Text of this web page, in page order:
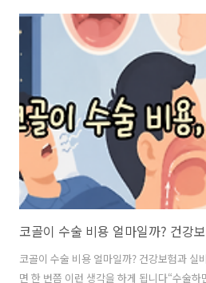
것처럼 보이는 사람도 있습니다그렇다면 집
있을까요?의외로 중요한 것은 코골이 소리
골이와 수면무호흡증, 결정적인 차이는 ‘소
는 동안 공기가 지나가는 길이 좁아지면서
하는 현상입니다반면 수면무호흡증은 잠자
멈추거나 크게 줄어드는 상태입..
코골이 수술 비용 얼마일까? 건강
코골이 수술 비용 얼마일까? 건강보험과 실
면 한 번쯤 이런 생각을 하게 됩니다“수술하